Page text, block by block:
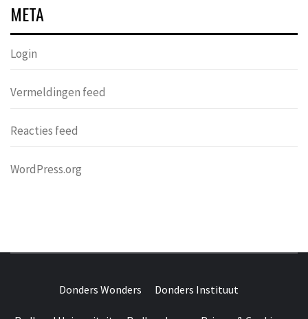
META
Login
Vermeldingen feed
Reacties feed
WordPress.org
WONDERS
Donders Wonders Donders Instituut